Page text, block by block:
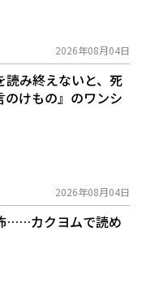
2026年08月04日
読み終えないと、死
のけもの』のワンシ
2026年08月04日
……カクヨムで読め